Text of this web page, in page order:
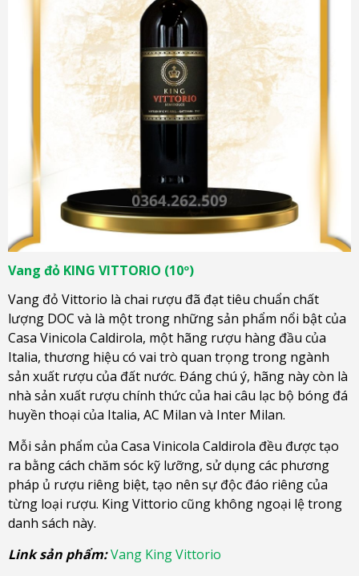
Vang đỏ KING VITTORIO (10º)
Vang đỏ Vittorio là chai rượu đã đạt tiêu chuẩn chất
lượng DOC và là một trong những sản phẩm nổi bật của
Casa Vinicola Caldirola, một hãng rượu hàng đầu của
Italia, thương hiệu có vai trò quan trọng trong ngành
sản xuất rượu của đất nước. Đáng chú ý, hãng này còn là
nhà sản xuất rượu chính thức của hai câu lạc bộ bóng đá
huyền thoại của Italia, AC Milan và Inter Milan.
Mỗi sản phẩm của Casa Vinicola Caldirola đều được tạo
ra bằng cách chăm sóc kỹ lưỡng, sử dụng các phương
pháp ủ rượu riêng biệt, tạo nên sự độc đáo riêng của
từng loại rượu. King Vittorio cũng không ngoại lệ trong
danh sách này.
Link sản phẩm:Vang King Vittorio